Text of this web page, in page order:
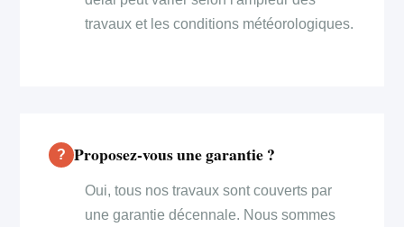
travaux et les conditions météorologiques.
Proposez-vous une garantie ?
Oui, tous nos travaux sont couverts par
une garantie décennale. Nous sommes